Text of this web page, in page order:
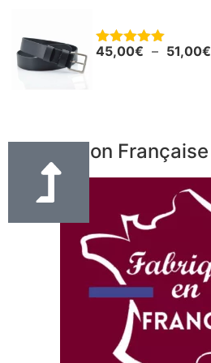
Note5.00
45,00€ – 51,00€
Fabrication Française